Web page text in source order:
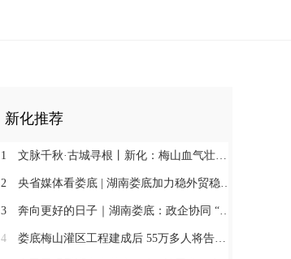
新化推荐
1 文脉千秋·古城寻根丨新化：梅山血气壮此城
2 央省媒体看娄底 | 湖南娄底加力稳外贸稳外资 一季度对外实际投资同比增长174.9%
3 奔向更好的日子｜湖南娄底：政企协同 “基金+保险”破解万人搬迁后扶难题
4 娄底梅山灌区工程建成后 55万多人将告别“靠天喝水”@湖南日报头版